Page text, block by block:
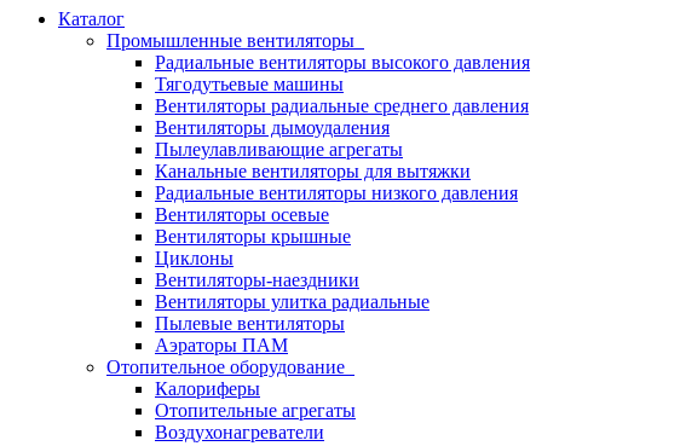
Каталог
Промышленные вентиляторы
Радиальные вентиляторы высокого давления
Тягодутьевые машины
Вентиляторы радиальные среднего давления
Вентиляторы дымоудаления
Пылеулавливающие агрегаты
Канальные вентиляторы для вытяжки
Радиальные вентиляторы низкого давления
Вентиляторы осевые
Вентиляторы крышные
Циклоны
Вентиляторы-наездники
Вентиляторы улитка радиальные
Пылевые вентиляторы
Аэраторы ПАМ
Отопительное оборудование
Калориферы
Отопительные агрегаты
Воздухонагреватели